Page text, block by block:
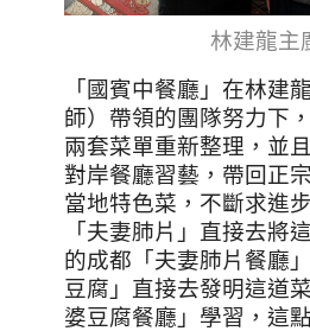
林建龍主
「國賓中餐廳」在林建
師）帶領的團隊努力下
兩套菜單重新整理，並且
對岸餐廳習藝，帶回正
當地特色菜，不斷求進
「夫妻肺片」直接去將
的成都「夫妻肺片餐廳
豆腐」直接去發明這道
婆豆腐餐廳」學習，這